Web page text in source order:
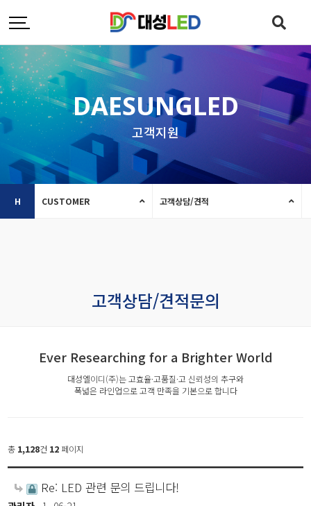
DAESUNGLED
고객지원
H CUSTOMER 고객상담/견적
고객상담/견적문의
Ever Researching for a Brighter World
대성엘이디(주)는 고효율·고품질·고 신뢰성의 추구와
폭넓은 라인업으로 고객 만족을 기본으로 합니다
총 1,128건 12 페이지
Re: LED 관련 문의 드립니다!